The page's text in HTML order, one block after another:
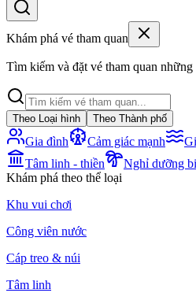
Khám phá vé tham quan
Tìm kiếm và đặt vé tham quan
Theo Loại hình Theo Thành phố
Gia đình Cảm giác mạnh
Tâm linh - thiền
Nghỉ dưỡng
Khám phá theo thể loại
Khu vui chơi
Công viên nước
Cáp treo & núi
Tâm linh